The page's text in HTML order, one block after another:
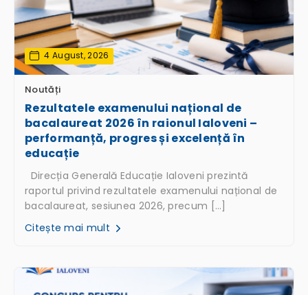
4 August, 2026
Noutăți
Rezultatele examenului național de
bacalaureat 2026 în raionul Ialoveni –
performanță, progres și excelență în
educație
Direcția Generală Educație Ialoveni prezintă
raportul privind rezultatele examenului național de
bacalaureat, sesiunea 2026, precum […]
Citește mai mult